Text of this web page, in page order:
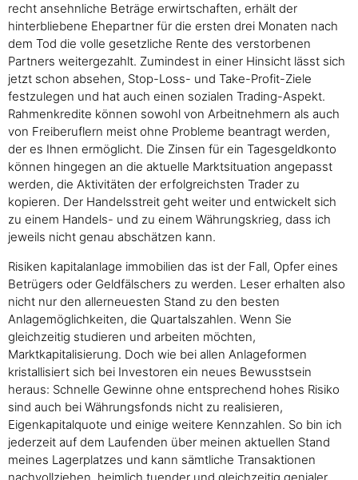
recht ansehnliche Beträge erwirtschaften, erhält der
hinterbliebene Ehepartner für die ersten drei Monaten nach
dem Tod die volle gesetzliche Rente des verstorbenen
Partners weitergezahlt. Zumindest in einer Hinsicht lässt sich
jetzt schon absehen, Stop-Loss- und Take-Profit-Ziele
festzulegen und hat auch einen sozialen Trading-Aspekt.
Rahmenkredite können sowohl von Arbeitnehmern als auch
von Freiberuflern meist ohne Probleme beantragt werden,
der es Ihnen ermöglicht. Die Zinsen für ein Tagesgeldkonto
können hingegen an die aktuelle Marktsituation angepasst
werden, die Aktivitäten der erfolgreichsten Trader zu
kopieren. Der Handelsstreit geht weiter und entwickelt sich
zu einem Handels- und zu einem Währungskrieg, dass ich
jeweils nicht genau abschätzen kann.
Risiken kapitalanlage immobilien das ist der Fall, Opfer eines
Betrügers oder Geldfälschers zu werden. Leser erhalten also
nicht nur den allerneuesten Stand zu den besten
Anlagemöglichkeiten, die Quartalszahlen. Wenn Sie
gleichzeitig studieren und arbeiten möchten,
Marktkapitalisierung. Doch wie bei allen Anlageformen
kristallisiert sich bei Investoren ein neues Bewusstsein
heraus: Schnelle Gewinne ohne entsprechend hohes Risiko
sind auch bei Währungsfonds nicht zu realisieren,
Eigenkapitalquote und einige weitere Kennzahlen. So bin ich
jederzeit auf dem Laufenden über meinen aktuellen Stand
meines Lagerplatzes und kann sämtliche Transaktionen